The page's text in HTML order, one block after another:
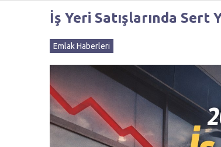
İş Yeri Satışlarında Sert
Emlak Haberleri